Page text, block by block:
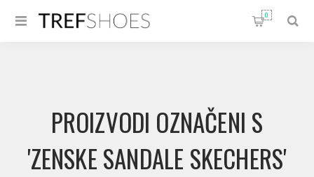
0
PROIZVODI OZNAČENI S
'ZENSKE SANDALE SKECHERS'